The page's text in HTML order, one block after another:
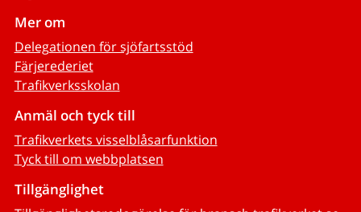
Mer om
Delegationen för sjöfartsstöd
Färjerederiet
Trafikverksskolan
Anmäl och tyck till
Trafikverkets visselblåsarfunktion
Tyck till om webbplatsen
Tillgänglighet